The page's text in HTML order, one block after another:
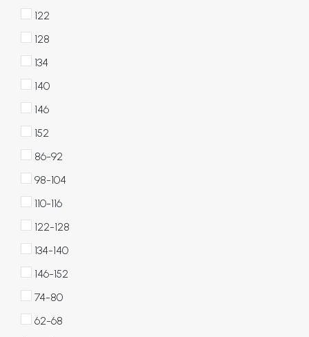
122
128
134
140
146
152
86-92
98-104
110-116
122-128
134-140
146-152
74-80
62-68